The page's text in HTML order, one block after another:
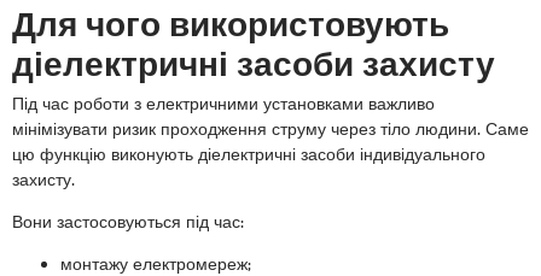
Для чого використовують
діелектричні засоби захисту
Під час роботи з електричними установками важливо
мінімізувати ризик проходження струму через тіло людини. Саме
цю функцію виконують діелектричні засоби індивідуального
захисту.
Вони застосовуються під час:
монтажу електромереж;